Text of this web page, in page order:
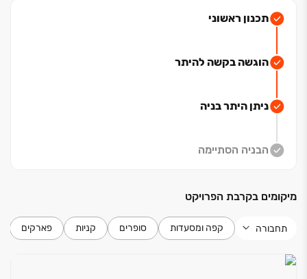
אותנטיים.
היום-יום ולהתחבר מחדש לקצב הטבעי והמרגיע של
בין נוחות מודרנית לבין החיבור העמוק לטבע שיעניק לכם
ולמשפחתכם איכות חיים שאין שנייה לה.
טבעי שתאהבו את העיצוב
במיוחד, ןמעל הכל- מרפסות גדולות המאפשרות ליהנות
מהנוף הקסום והירוק העוטף אתכם מכל עבר.
תכנון ראשוני
הוגשה בקשה להיתר
ניתן היתר בניה
הבניה הסתיימה
מיקומים בקרבת הפרויקט
תחבורה קפה ומסעדות סופרים קניות פארקים